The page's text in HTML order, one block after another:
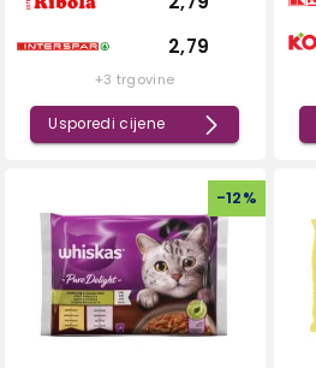
2,79
+3 trgovine
Usporedi cijene
-12%